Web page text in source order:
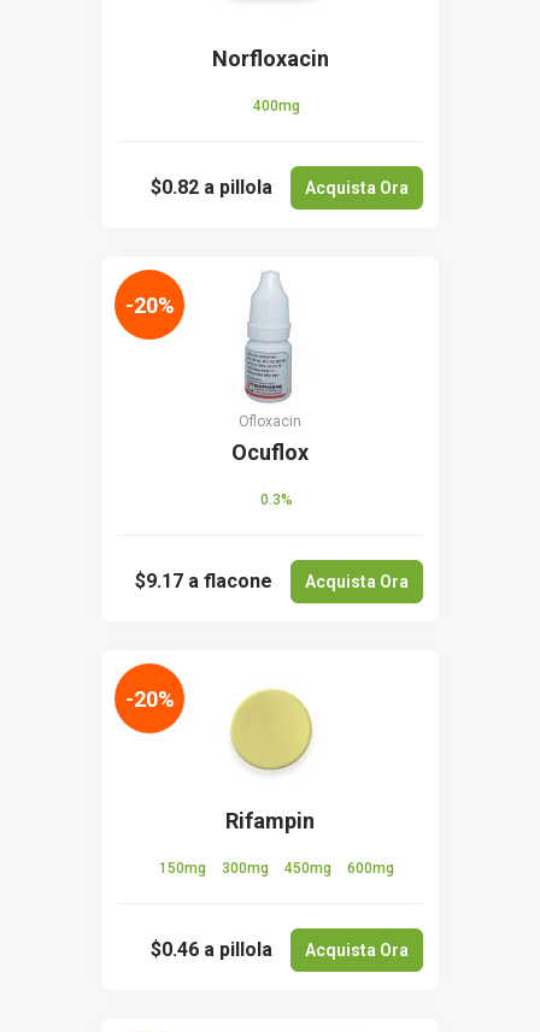
Norfloxacin
400mg
$0.82 a pillola Acquista Ora
Ofloxacin
Ocuflox
0.3%
$9.17 a flacone Acquista Ora
-20%
Rifampin
150mg 300mg 450mg 600mg
$0.46 a pillola Acquista Ora
-20%